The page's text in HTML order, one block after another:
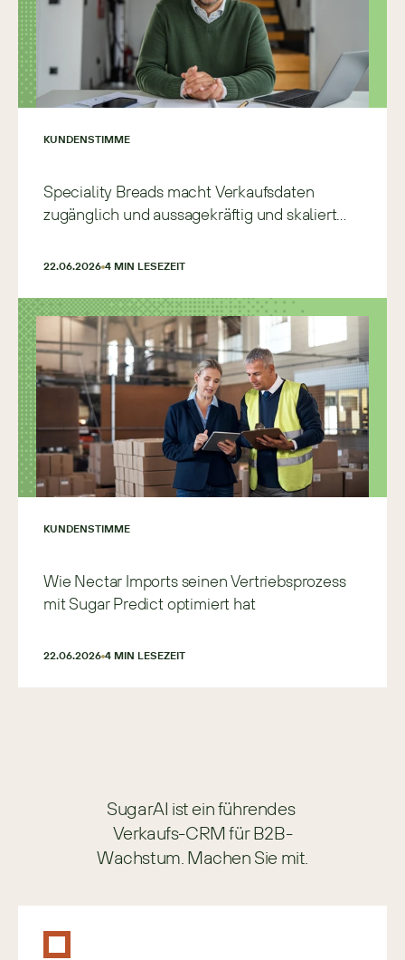
KUNDENSTIMME
Speciality Breads macht Verkaufsdaten
zugänglich und aussagekräftig und skaliert
22.06.2026 4 MIN LESEZEIT
KUNDENSTIMME
Wie Nectar Imports seinen Vertriebsprozess
mit Sugar Predict optimiert hat
22.06.2026 4 MIN LESEZEIT
SugarAI ist ein führendes
Verkaufs-CRM für B2B-
Wachstum. Machen Sie mit.